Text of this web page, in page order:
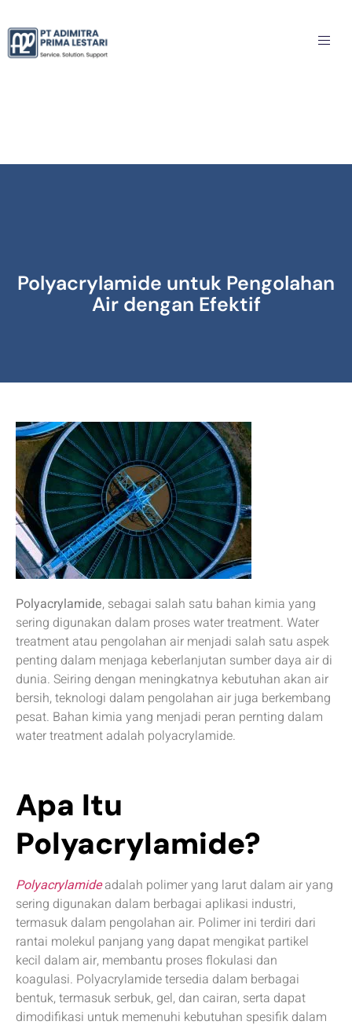
Polyacrylamide untuk Pengolahan
Air dengan Efektif
Polyacrylamide, sebagai salah satu bahan kimia yang
sering digunakan dalam proses water treatment. Water
treatment atau pengolahan air menjadi salah satu aspek
penting dalam menjaga keberlanjutan sumber daya air di
dunia. Seiring dengan meningkatnya kebutuhan akan air
bersih, teknologi dalam pengolahan air juga berkembang
pesat. Bahan kimia yang menjadi peran pernting dalam
water treatment adalah polyacrylamide.
Apa Itu
Polyacrylamide?
Polyacrylamideadalah polimer yang larut dalam air yang
sering digunakan dalam berbagai aplikasi industri,
termasuk dalam pengolahan air. Polimer ini terdiri dari
rantai molekul panjang yang dapat mengikat partikel
kecil dalam air, membantu proses flokulasi dan
koagulasi. Polyacrylamide tersedia dalam berbagai
bentuk, termasuk serbuk, gel, dan cairan, serta dapat
dimodifikasi untuk memenuhi kebutuhan spesifik dalam